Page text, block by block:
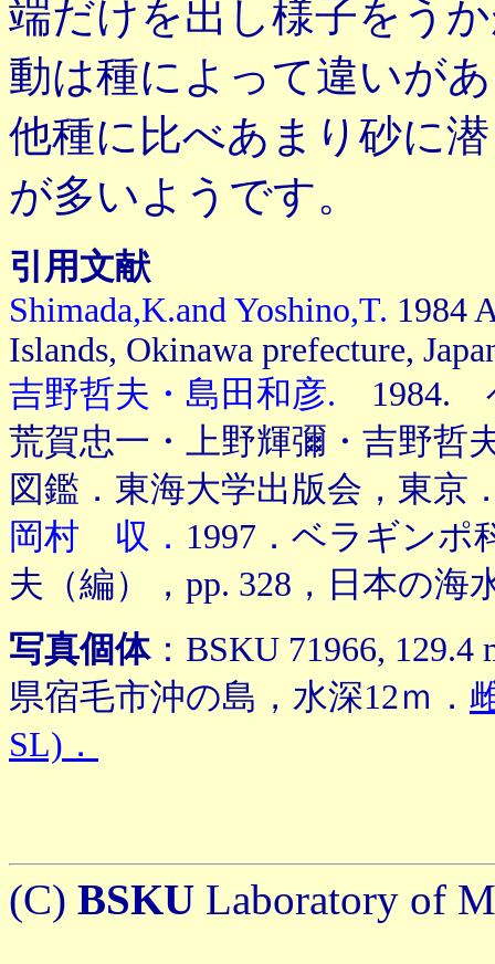
端だけを出し様子をう
動は種によって違いが
他種に比べあまり砂に
が多いようです。
引用文献
Shimada,K.and Yoshino,T. 1984
Islands, Okinawa prefecture,
吉野哲夫・島田和彦. 1984.
荒賀忠一・上野輝彌・吉野哲
図鑑．東海大学出版会，東京
岡村 収． 1997．ベラギンポ
夫（編），pp. 328，日本の海
写真個体：BSKU 71966,
県宿毛市沖の島，水深12ｍ．
SL)．
(C) BSKU Laboratory of